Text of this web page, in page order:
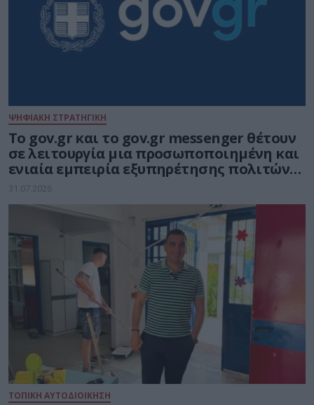
ΨΗΦΙΑΚΗ ΣΤΡΑΤΗΓΙΚΗ
Το gov.gr και το gov.gr messenger θέτουν
σε λειτουργία μια προσωποποιημένη και
ενιαία εμπειρία εξυπηρέτησης πολιτών
και επιχειρήσεων
31.07.2026
ΤΟΠΙΚΗ ΑΥΤΟΔΙΟΙΚΗΣΗ